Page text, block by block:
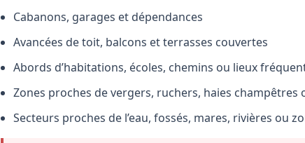
Cabanons, garages et dépendances
Avancées de toit, balcons et terrasses couvertes
Abords d’habitations, écoles, chemins ou lieux
Zones proches de vergers, ruchers, haies
Secteurs proches de l’eau, fossés, mares, rivières ou